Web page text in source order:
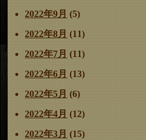
2022年9月 (5)
2022年8月 (11)
2022年7月 (11)
2022年6月 (13)
2022年5月 (6)
2022年4月 (12)
2022年3月 (15)